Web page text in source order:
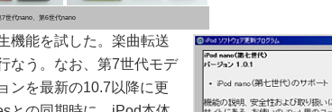
世代nano、第6世代nano
機能を試した。楽曲転送
なう。なお、第7世代モデ
ンを最新の10.7以降に更